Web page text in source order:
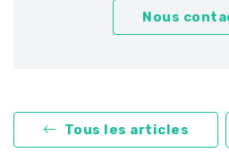
Nous
Tous les articles